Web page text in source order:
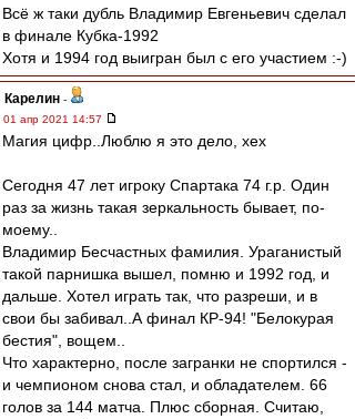
Всё ж таки дубль Владимир Евгеньевич сделал
в финале Кубка-1992
Хотя и 1994 год выигран был с его участием :-)
Карелин -
01 апр 2021 14:57
Магия цифр..Люблю я это дело, хех
Сегодня 47 лет игроку Спартака 74 г.р. Один
раз за жизнь такая зеркальность бывает, по-
моему..
Владимир Бесчастных фамилия. Ураганистый
такой парнишка вышел, помню и 1992 год, и
дальше. Хотел играть так, что разреши, и в
свои бы забивал..А финал КР-94! "Белокурая
бестия", вощем..
Что характерно, после загранки не спортился -
и чемпионом снова стал, и обладателем. 66
голов за 144 матча. Плюс сборная. Считаю,